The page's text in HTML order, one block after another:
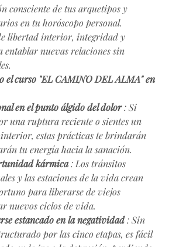
consciente de tus arquetipos y
en tu horóscopo personal.
libertad interior, integridad y
entablar nuevas relaciones sin
el curso "EL CAMINO DEL ALMA" en
en el punto álgido del dolor: Si
una ruptura reciente o sientes un
estas prácticas te brindarán
tu energía hacia la sanación.
kármica: Los tránsitos
y las estaciones de la vida crean
para liberarse de viejos
nuevos ciclos de vida.
estancado en la negatividad: Sin
por las cinco etapas, es fácil